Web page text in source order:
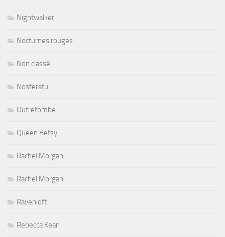
Nightwalker
Nocturnes rouges
Non classé
Nosferatu
Outretombe
Queen Betsy
Rachel Morgan
Rachel Morgan
Ravenloft
Rebecca Kean